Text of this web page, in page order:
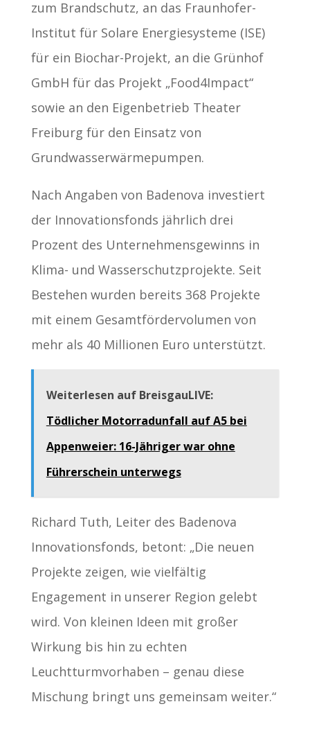
zum Brandschutz, an das Fraunhofer-
Institut für Solare Energiesysteme (ISE)
für ein Biochar-Projekt, an die Grünhof
GmbH für das Projekt „Food4Impact“
sowie an den Eigenbetrieb Theater
Freiburg für den Einsatz von
Grundwasserwärmepumpen.
Nach Angaben von Badenova investiert
der Innovationsfonds jährlich drei
Prozent des Unternehmensgewinns in
Klima- und Wasserschutzprojekte. Seit
Bestehen wurden bereits 368 Projekte
mit einem Gesamtfördervolumen von
mehr als 40 Millionen Euro unterstützt.
Weiterlesen auf BreisgauLIVE:
Tödlicher Motorradunfall auf A5 bei
Appenweier: 16-Jähriger war ohne
Führerschein unterwegs
Richard Tuth, Leiter des Badenova
Innovationsfonds, betont: „Die neuen
Projekte zeigen, wie vielfältig
Engagement in unserer Region gelebt
wird. Von kleinen Ideen mit großer
Wirkung bis hin zu echten
Leuchtturmvorhaben – genau diese
Mischung bringt uns gemeinsam weiter.“